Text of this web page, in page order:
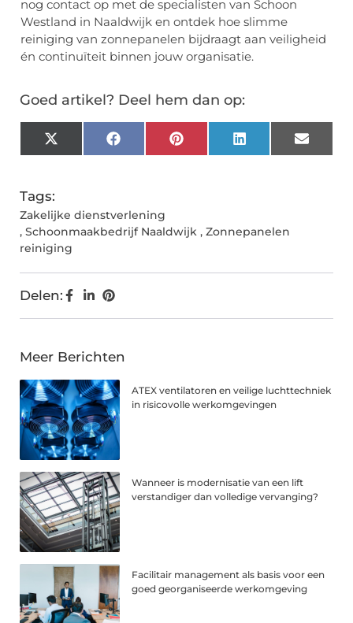
nog contact op met de specialisten van Schoon
Westland in Naaldwijk en ontdek hoe slimme
reiniging van zonnepanelen bijdraagt aan veiligheid
én continuïteit binnen jouw organisatie.
Goed artikel? Deel hem dan op:
X
(Twitter)
FacebookPinterestLinkedInEmail
Tags:
Zakelijke dienstverlening
, Schoonmaakbedrijf Naaldwijk , Zonnepanelen
reiniging
Delen:
Meer Berichten
ATEX ventilatoren en veilige luchttechniek
in risicovolle werkomgevingen
Wanneer is modernisatie van een lift
verstandiger dan volledige vervanging?
Facilitair management als basis voor een
goed georganiseerde werkomgeving